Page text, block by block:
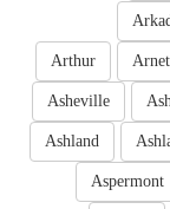
Arthur
Asheville
Ashland
Aspermont